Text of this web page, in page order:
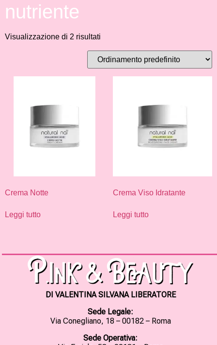
nutriente
Visualizzazione di 2 risultati
Crema Notte
Leggi tutto
Crema Viso Idratante
Leggi tutto
DI VALENTINA SILVANA LIBERATORE
Sede Legale:
Via Conegliano, 18 – 00182 – Roma
Sede Operativa: